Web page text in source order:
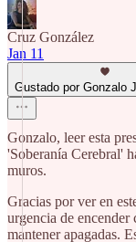
Cruz González
Jan 11
Gustado por Gonzalo
Gonzalo, leer esta
'Soberanía Cerebral'
muros.
Gracias por ver en
urgencia de encender
mantener apagadas.